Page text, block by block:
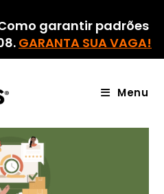
garantir padrões
GARANTA SUA VAGA!
Menu